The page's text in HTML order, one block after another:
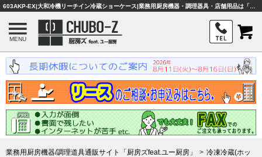
MENU
業務用厨房機器/調理道具通販サイト「厨房ズfeat.ユー厨房」
冷凍冷蔵(ホッ